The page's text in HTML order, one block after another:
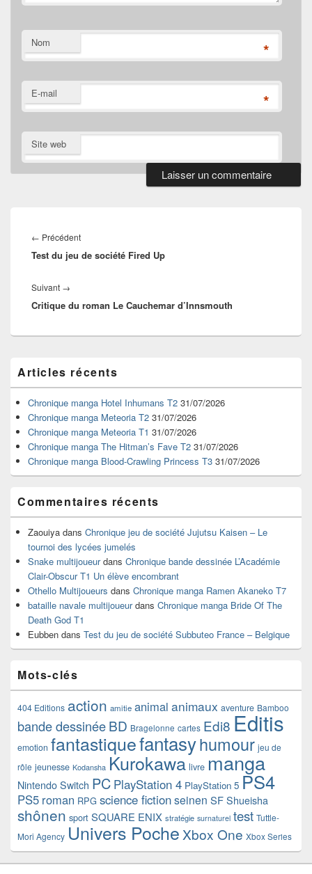
Nom *
E-mail *
Site web
de
l’article
← PrécédentArticle
précédent :
Test du jeu de société Fired Up
Suivant →
suivant :
Critique du roman Le Cauchemar d’Innsmouth
principale
de
widget
pour
barre
latérale
Articles récents
Chronique manga Hotel Inhumans T2 31/07/2026
Chronique manga Meteoria T2 31/07/2026
Chronique manga Meteoria T1 31/07/2026
Chronique manga The Hitman’s Fave T2 31/07/2026
Chronique manga Blood-Crawling Princess T3 31/07/2026
Commentaires récents
Zaouiya dans Chronique jeu de société Jujutsu Kaisen – Le
tournoi des lycées jumelés
Snake multijoueurdans Chronique bande dessinée L’Académie
Clair-Obscur T1 Un élève encombrant
Othello Multijoueurs dans Chronique manga Ramen Akaneko T7
bataille navale multijoueurdans Chronique manga Bride Of The
Death God T1
Eubben dans Test du jeu de société Subbuteo France – Belgique
Mots-clés
404 Editions action amitie animal animaux aventure Bamboo
bande dessinéeBD Bragelonne cartes Edi8 Editis
emotion fantastiquefantasyhumour jeu de
rôle jeunesse Kodansha Kurokawa livre manga
Nintendo Switch PC PlayStation 4 PlayStation 5 PS4
PS5 roman RPG science fictionseinen SF Shueisha
shônen sport SQUARE ENIX stratégie surnaturel test Tuttle-
Mori Agency Univers Poche Xbox One Xbox Series